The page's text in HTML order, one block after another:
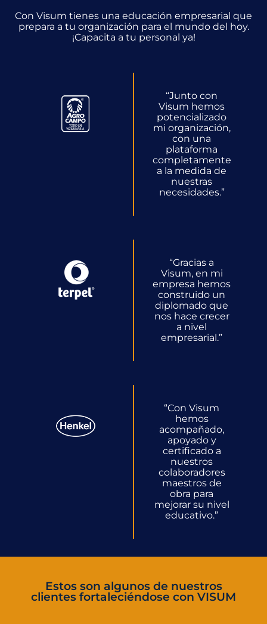
Con Visum tienes una educación empresarial que
prepara a tu organización para el mundo del hoy.
¡Capacita a tu personal ya!
“Junto con
Visum hemos
potencializado
mi organización,
con una
plataforma
completamente
a la medida de
nuestras
necesidades.”
“Gracias a
Visum, en mi
empresa hemos
construido un
diplomado que
nos hace crecer
a nivel
empresarial.”
“Con Visum
hemos
acompañado,
apoyado y
certificado a
nuestros
colaboradores
maestros de
obra para
mejorar su nivel
educativo.”
Estos son algunos de nuestros
clientes fortaleciéndose con VISUM